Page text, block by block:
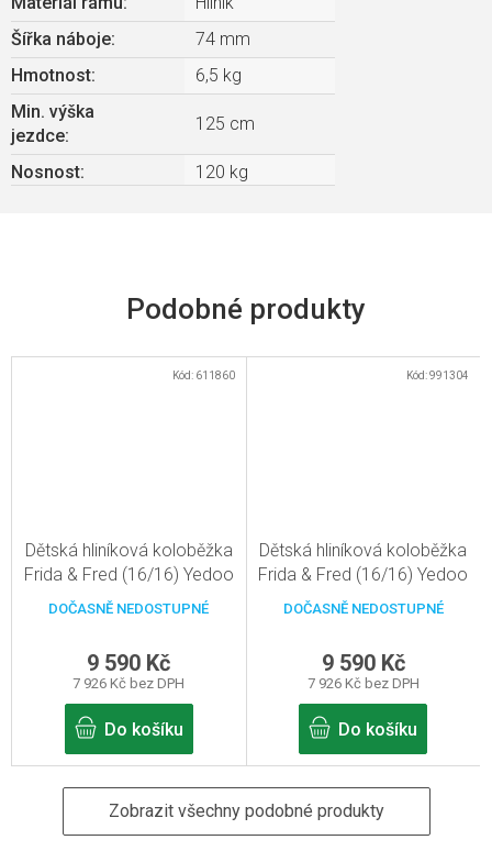
Šířka náboje:
74 mm
Hmotnost:
6,5 kg
Min. výška
jezdce:
125 cm
Nosnost: 120 kg
Dětská hliníková koloběžka
Frida & Fred (16/16) Yedoo
Alloy Turquise-red
DOČASNĚ NEDOSTUPNÉ
7 926 Kč bez DPH
9 590 Kč
Do košíku
Kód: 611860
Dětská hliníková koloběžka
Frida & Fred (16/16) Yedoo
Alloy Cream-red
DOČASNĚ NEDOSTUPNÉ
7 926 Kč bez DPH
9 590 Kč
Do košíku
Kód:991304
Zobrazit všechny podobné produkty